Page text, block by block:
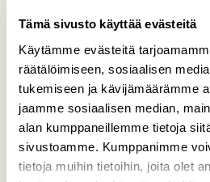
Tämä sivusto käyttää evästeitä
Käytämme evästeitä
räätälöimiseen, sosiaalisen
tukemiseen ja kävijämäärämme
jaamme sosiaalisen median,
alan kumppaneillemme tietoja
sivustoamme. Kumppanimme
tietoja muihin tietoihin, joita olet